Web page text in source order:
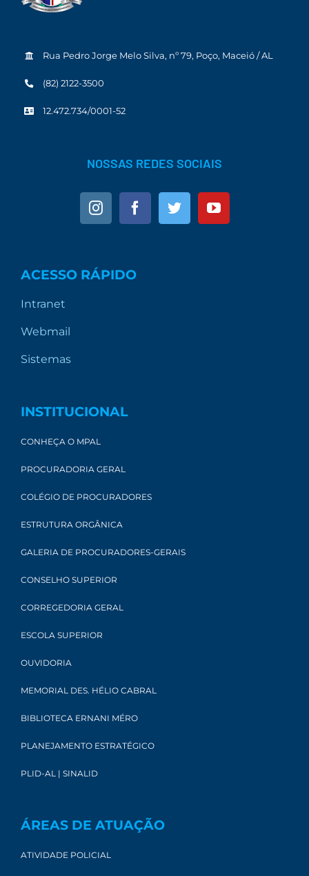
Rua Pedro Jorge Melo Silva, nº 79, Poço, Maceió / AL
(82) 2122-3500
12.472.734/0001-52
NOSSAS REDES SOCIAIS
ACESSO RÁPIDO
Intranet
Webmail
Sistemas
INSTITUCIONAL
CONHEÇA O MPAL
PROCURADORIA GERAL
COLÉGIO DE PROCURADORES
ESTRUTURA ORGÂNICA
GALERIA DE PROCURADORES-GERAIS
CONSELHO SUPERIOR
CORREGEDORIA GERAL
ESCOLA SUPERIOR
OUVIDORIA
MEMORIAL DES. HÉLIO CABRAL
BIBLIOTECA ERNANI MÉRO
PLANEJAMENTO ESTRATÉGICO
PLID-AL | SINALID
ÁREAS DE ATUAÇÃO
ATIVIDADE POLICIAL